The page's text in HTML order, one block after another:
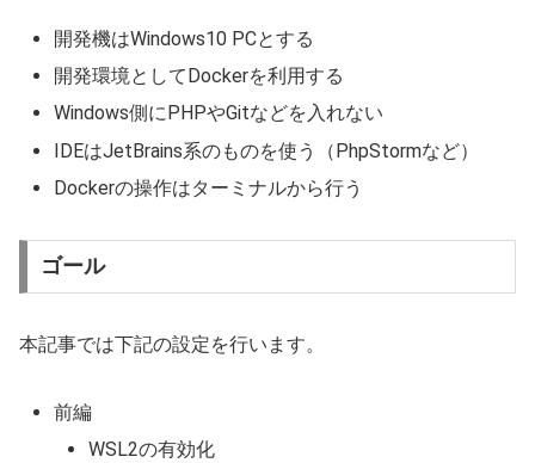
開発機はWindows10 PCとする
開発環境としてDockerを利用する
Windows側にPHPやGitなどを入れない
IDEはJetBrains系のものを使う（PhpStormなど）
Dockerの操作はターミナルから行う
ゴール
本記事では下記の設定を行います。
前編
WSL2の有効化